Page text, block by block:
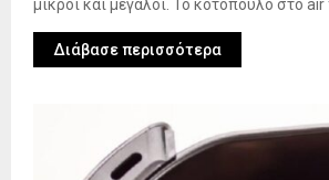
μικροί και μεγάλοι. Το κοτόπουλο στο air
Διάβασε περισσότερα